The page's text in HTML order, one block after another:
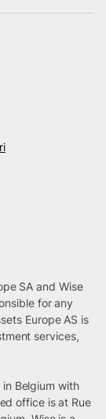
SA and Wise
for any
Europe AS is
services,
Belgium with
office is at Rue